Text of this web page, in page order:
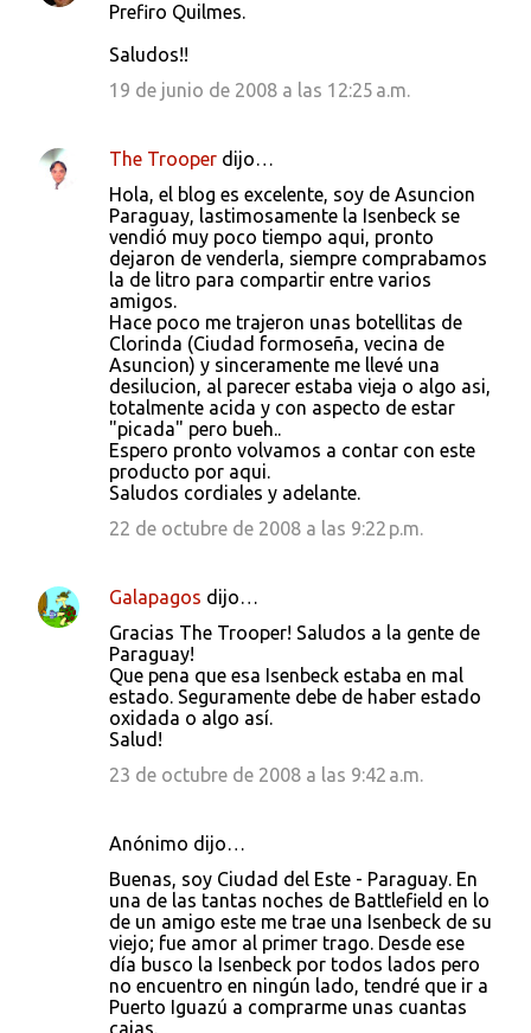
Prefiro Quilmes.
Saludos!!
19 de junio de 2008 a las 12:25 a.m.
The Trooper dijo…
Hola, el blog es excelente, soy de Asuncion
Paraguay, lastimosamente la Isenbeck se
vendió muy poco tiempo aqui, pronto
dejaron de venderla, siempre comprabamos
la de litro para compartir entre varios
amigos.
Hace poco me trajeron unas botellitas de
Clorinda (Ciudad formoseña, vecina de
Asuncion) y sinceramente me llevé una
desilucion, al parecer estaba vieja o algo asi,
totalmente acida y con aspecto de estar
"picada" pero bueh..
Espero pronto volvamos a contar con este
producto por aqui.
Saludos cordiales y adelante.
22 de octubre de 2008 a las 9:22 p.m.
Galapagos dijo…
Gracias The Trooper! Saludos a la gente de
Paraguay!
Que pena que esa Isenbeck estaba en mal
estado. Seguramente debe de haber estado
oxidada o algo así.
Salud!
23 de octubre de 2008 a las 9:42 a.m.
Anónimo dijo…
Buenas, soy Ciudad del Este - Paraguay. En
una de las tantas noches de Battlefield en lo
de un amigo este me trae una Isenbeck de su
viejo; fue amor al primer trago. Desde ese
día busco la Isenbeck por todos lados pero
no encuentro en ningún lado, tendré que ir a
Puerto Iguazú a comprarme unas cuantas
cajas.